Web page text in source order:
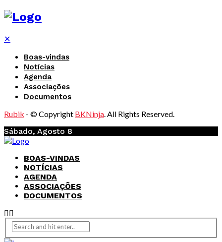
✕
Boas-vindas
Notícias
Agenda
Associações
Documentos
Rubik - © Copyright BKNinja. All Rights Reserved.
Sábado, Agosto 8
BOAS-VINDAS
NOTÍCIAS
AGENDA
ASSOCIAÇÕES
DOCUMENTOS